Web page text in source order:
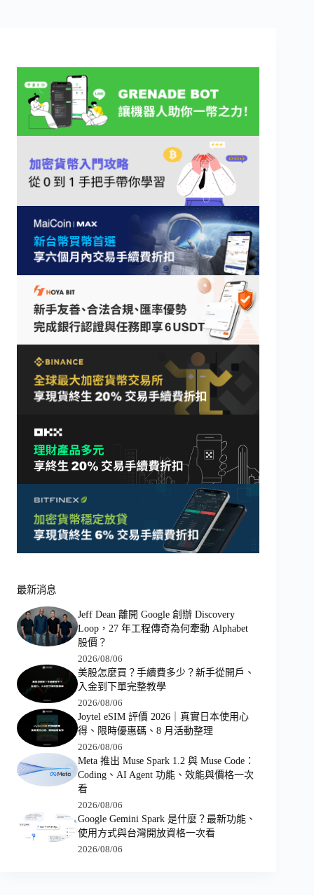
最新消息
Jeff Dean 離開 Google 創辦 Discovery
Loop，27 年工程傳奇為何牽動 Alphabet
股價？
2026/08/06
美股怎麼買？手續費多少？新手從開戶、
入金到下單完整教學
2026/08/06
Joytel eSIM 評價 2026｜真實日本使用心
得、限時優惠碼、8 月活動整理
2026/08/06
Meta 推出 Muse Spark 1.2 與 Muse Code：
Coding、AI Agent 功能、效能與價格一次
看
2026/08/06
Google Gemini Spark 是什麼？最新功能、
使用方式與台灣開放資格一次看
2026/08/06